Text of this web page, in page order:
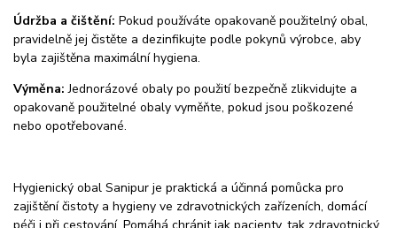
Údržba a čištění: Pokud používáte opakovaně použitelný obal,
pravidelně jej čistěte a dezinfikujte podle pokynů výrobce, aby
byla zajištěna maximální hygiena.
Výměna:Jednorázové obaly po použití bezpečně zlikvidujte a
opakovaně použitelné obaly vyměňte, pokud jsou poškozené
nebo opotřebované.
Hygienický obal Sanipur je praktická a účinná pomůcka pro
zajištění čistoty a hygieny ve zdravotnických zařízeních, domácí